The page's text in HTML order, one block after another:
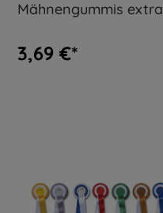
Mähnengummis extra
3,69 €*